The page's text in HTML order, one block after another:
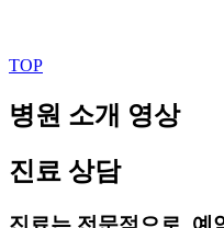
TOP
병원 소개 영상
진료 상담